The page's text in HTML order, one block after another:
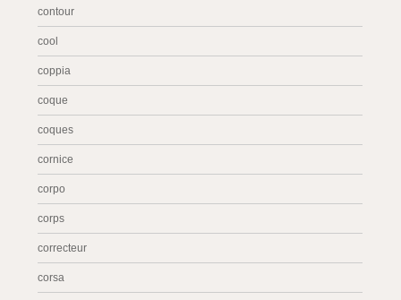
contour
cool
coppia
coque
coques
cornice
corpo
corps
correcteur
corsa